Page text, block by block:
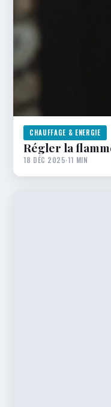
CHAUFFAGE & ENERGIE
Régler la
18 DÉC 2025·11 MIN